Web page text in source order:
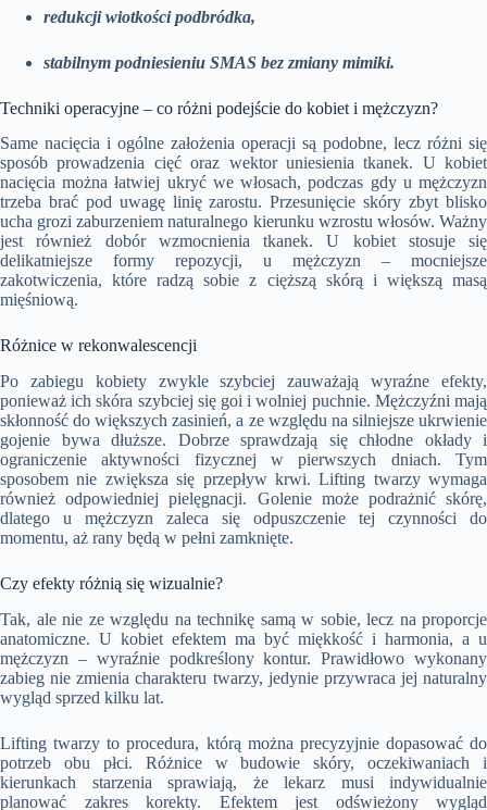
redukcji wiotkości podbródka,
stabilnym podniesieniu SMAS bez zmiany mimiki.
Techniki operacyjne – co różni podejście do kobiet i mężczyzn?
Same nacięcia i ogólne założenia operacji są podobne, lecz różni się
sposób prowadzenia cięć oraz wektor uniesienia tkanek. U kobiet
nacięcia można łatwiej ukryć we włosach, podczas gdy u mężczyzn
trzeba brać pod uwagę linię zarostu. Przesunięcie skóry zbyt blisko
ucha grozi zaburzeniem naturalnego kierunku wzrostu włosów. Ważny
jest również dobór wzmocnienia tkanek. U kobiet stosuje się
delikatniejsze formy repozycji, u mężczyzn – mocniejsze
zakotwiczenia, które radzą sobie z cięższą skórą i większą masą
mięśniową.
Różnice w rekonwalescencji
Po zabiegu kobiety zwykle szybciej zauważają wyraźne efekty,
ponieważ ich skóra szybciej się goi i wolniej puchnie. Mężczyźni mają
skłonność do większych zasinień, a ze względu na silniejsze ukrwienie
gojenie bywa dłuższe. Dobrze sprawdzają się chłodne okłady i
ograniczenie aktywności fizycznej w pierwszych dniach. Tym
sposobem nie zwiększa się przepływ krwi. Lifting twarzy wymaga
również odpowiedniej pielęgnacji. Golenie może podrażnić skórę,
dlatego u mężczyzn zaleca się odpuszczenie tej czynności do
momentu, aż rany będą w pełni zamknięte.
Czy efekty różnią się wizualnie?
Tak, ale nie ze względu na technikę samą w sobie, lecz na proporcje
anatomiczne. U kobiet efektem ma być miękkość i harmonia, a u
mężczyzn – wyraźnie podkreślony kontur. Prawidłowo wykonany
zabieg nie zmienia charakteru twarzy, jedynie przywraca jej naturalny
wygląd sprzed kilku lat.
Lifting twarzy to procedura, którą można precyzyjnie dopasować do
potrzeb obu płci. Różnice w budowie skóry, oczekiwaniach i
kierunkach starzenia sprawiają, że lekarz musi indywidualnie
planować zakres korekty. Efektem jest odświeżony wygląd